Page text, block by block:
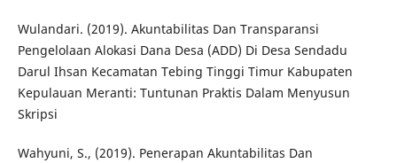
Wulandari. (2019). Akuntabilitas Dan Transparansi
Pengelolaan Alokasi Dana Desa (ADD) Di Desa Sendadu
Darul Ihsan Kecamatan Tebing Tinggi Timur Kabupaten
Kepulauan Meranti: Tuntunan Praktis Dalam Menyusun
Skripsi
Wahyuni, S., (2019). Penerapan Akuntabilitas Dan